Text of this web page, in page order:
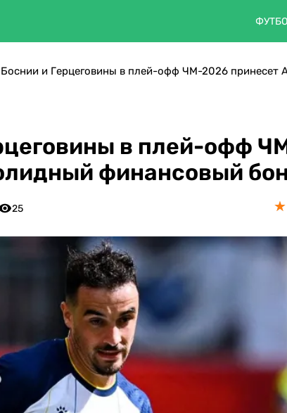
в плей-офф
финансовый
25 ★
★